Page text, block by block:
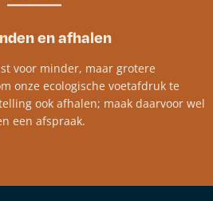
en afhalen
voor minder, maar grotere
onze ecologische voetafdruk te
ook afhalen; maak daarvoor wel
een afspraak.